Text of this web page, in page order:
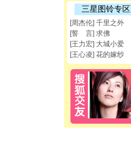
三星图铃专区
[周杰伦] 千里之外
[誓 言] 求佛
[王力宏] 大城小爱
[王心凌] 花的嫁纱